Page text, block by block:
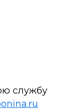
службу